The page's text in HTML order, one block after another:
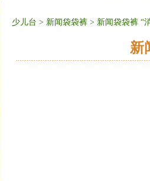
少儿台 > 新闻袋袋裤 > 新闻袋袋裤 “
新